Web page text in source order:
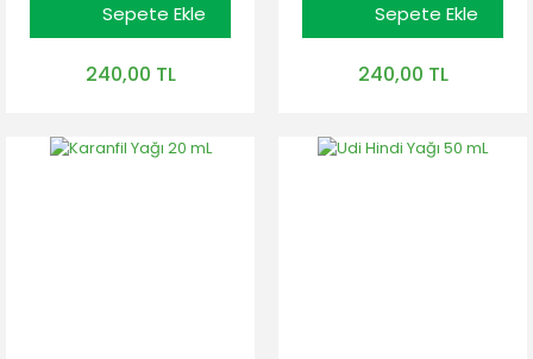
Sepete Ekle
240,00 TL
Sepete Ekle
240,00 TL